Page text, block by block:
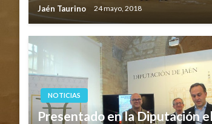
Jaén Taurino 24 mayo, 2018
NOTICIAS
Presentado en la Diputación el